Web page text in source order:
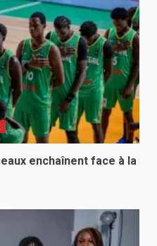
enchaînent face à la